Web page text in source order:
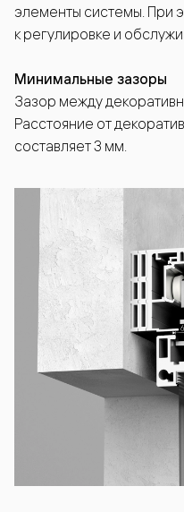
элементы системы. При
к регулировке и
Минимальные зазоры
Зазор между
Расстояние от
составляет 3 мм.